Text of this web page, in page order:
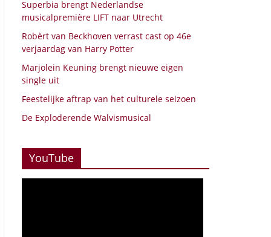
Superbia brengt Nederlandse
musicalpremière LIFT naar Utrecht
Robèrt van Beckhoven verrast cast op 46e
verjaardag van Harry Potter
Marjolein Keuning brengt nieuwe eigen
single uit
Feestelijke aftrap van het culturele seizoen
De Exploderende Walvismusical
YouTube